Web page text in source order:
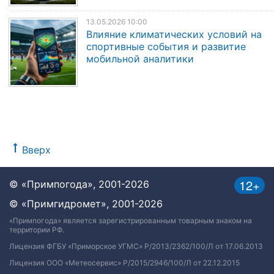
13.05.2026 10:00
Влияние климатических условий на
спортивные события и развитие
мобильной аналитики
Вверх
12+
© «Примпогода», 2001-2026
© «Примгидромет», 2001-2026
«Примпогода» является зарегистрированным товарным знаком на
территории РФ.
Лицензия ФГБУ «Приморское УГМС» Р/2013/2362/100/Л от 17.06.2013
Лицензия ООО «Метеосервис» Р/2015/2946/100/Л от 22.12.2015